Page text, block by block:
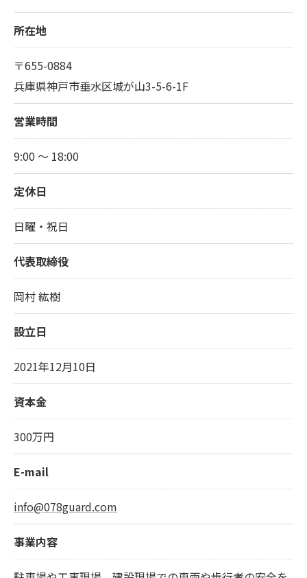
所在地
〒655-0884
兵庫県神戸市垂水区城が山3-5-6-1F
営業時間
9:00 ～ 18:00
定休日
日曜・祝日
代表取締役
岡村 紘樹
設立日
2021年12月10日
資本金
300万円
E-mail
info@078guard.com
事業内容